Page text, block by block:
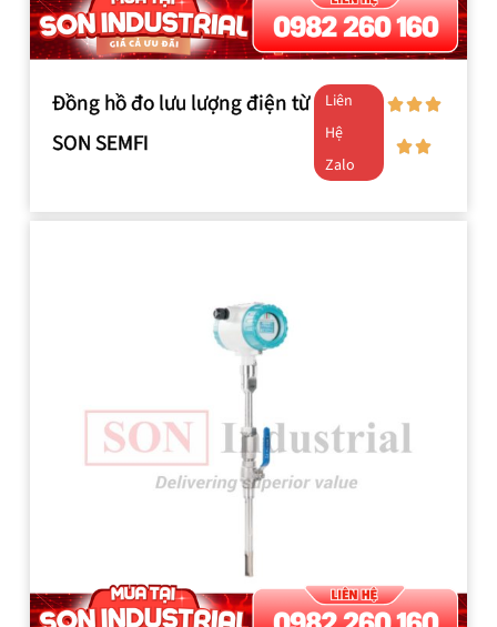
Đồng hồ đo lưu lượng điện từ
SON SEMFI
Liên
Hệ
Zalo